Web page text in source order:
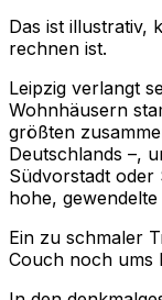
Das ist illustrativ,
rechnen ist.
Leipzig verlangt
Wohnhäusern
größten
Deutschlands –,
Südvorstadt
hohe,
Ein zu schmaler
Couch noch ums